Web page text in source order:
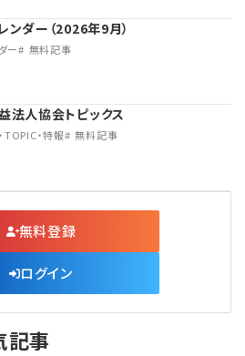
ンダー（2026年9月）
ー 無料記事
法人協会トピックス
TOPIC・特報 無料記事
無料登録
ログイン
記事